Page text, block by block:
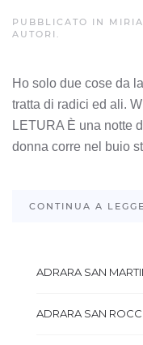
PUBBLICATO IN
AUTORI .
Ho solo due cose da
tratta di radici ed ali.
LETURA È una notte
donna corre nel buio
CONTINUA A
ADRARA SAN
ADRARA SAN